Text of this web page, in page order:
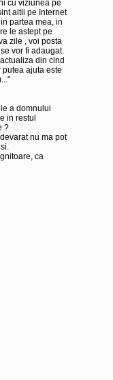
cu viziunea pe
altii pe Internet
partea mea, in
le astept pe
zile , voi posta
vor fi adaugat.
din cind
ajuta este
a domnului
in restul
?
nu ma pot
ca